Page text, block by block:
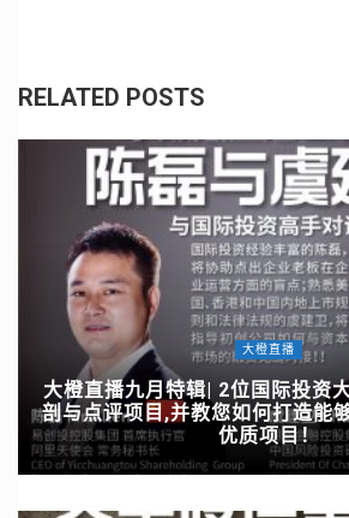
RELATED POSTS
大橙直播
大橙直播九月特辑| 2位国际投资
剖与点评项目,并教您如何打造能
优质项目！